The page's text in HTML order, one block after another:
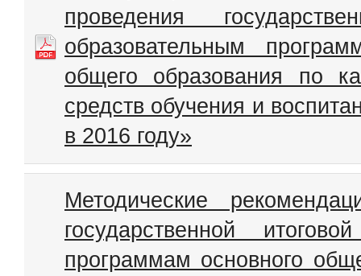
проведения
образовательным
общего образования по
средств обучения и
в 2016 году»
Методические
государственной
программам основного